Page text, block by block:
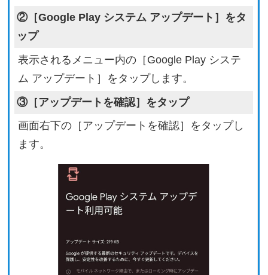
②［Google Play システム アップデート］をタ
ップ
表示されるメニュー内の［Google Play システ
ム アップデート］をタップします。
③［アップデートを確認］をタップ
画面右下の［アップデートを確認］をタップし
ます。